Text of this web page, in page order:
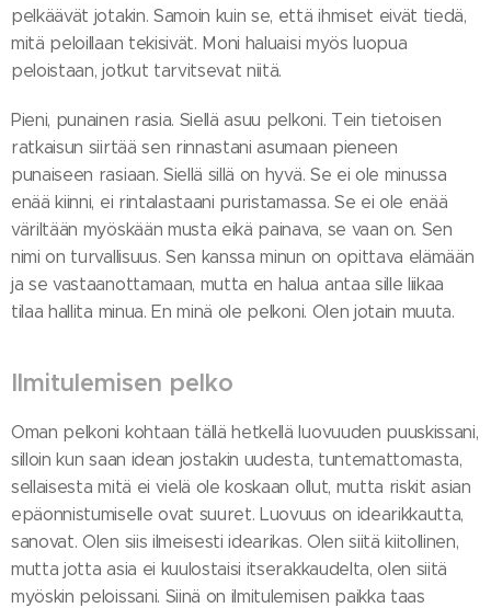
pelkäävät jotakin. Samoin kuin se, että ihmiset eivät tiedä,
mitä peloillaan tekisivät. Moni haluaisi myös luopua
peloistaan, jotkut tarvitsevat niitä.
Pieni, punainen rasia. Siellä asuu pelkoni. Tein tietoisen
ratkaisun siirtää sen rinnastani asumaan pieneen
punaiseen rasiaan. Siellä sillä on hyvä. Se ei ole minussa
enää kiinni, ei rintalastaani puristamassa. Se ei ole enää
väriltään myöskään musta eikä painava, se vaan on. Sen
nimi on turvallisuus. Sen kanssa minun on opittava elämään
ja se vastaanottamaan, mutta en halua antaa sille liikaa
tilaa hallita minua. En minä ole pelkoni. Olen jotain muuta.
Ilmitulemisen pelko
Oman pelkoni kohtaan tällä hetkellä luovuuden puuskissani,
silloin kun saan idean jostakin uudesta, tuntemattomasta,
sellaisesta mitä ei vielä ole koskaan ollut, mutta riskit asian
epäonnistumiselle ovat suuret. Luovuus on idearikkautta,
sanovat. Olen siis ilmeisesti idearikas. Olen siitä kiitollinen,
mutta jotta asia ei kuulostaisi itserakkaudelta, olen siitä
myöskin peloissani. Siinä on ilmitulemisen paikka taas